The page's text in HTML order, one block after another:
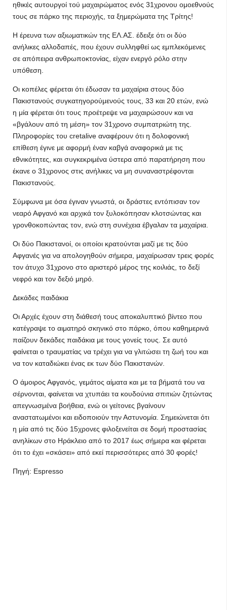
ηθικές αυτουργοί τού μαχαιρώματος ενός 31χρονου ομοεθνούς
τους σε πάρκο της περιοχής, τα ξημερώματα της Τρίτης!
Η έρευνα των αξιωματικών της ΕΛ.ΑΣ. έδειξε ότι οι δύο
ανήλικες αλλοδαπές, που έχουν συλληφθεί ως εμπλεκόμενες
σε απόπειρα ανθρωποκτονίας, είχαν ενεργό ρόλο στην
υπόθεση.
Οι κοπέλες φέρεται ότι έδωσαν τα μαχαίρια στους δύο
Πακιστανούς συγκατηγορούμενούς τους, 33 και 20 ετών, ενώ
η μία φέρεται ότι τους προέτρεψε να μαχαιρώσουν και να
«βγάλουν από τη μέση» τον 31χρονο συμπατριώτη της.
Πληροφορίες του cretalive αναφέρουν ότι η δολοφονική
επίθεση έγινε με αφορμή έναν καβγά αναφορικά με τις
εθνικότητες, και συγκεκριμένα ύστερα από παρατήρηση που
έκανε ο 31χρονος στις ανήλικες να μη συναναστρέφονται
Πακιστανούς.
Σύμφωνα με όσα έγιναν γνωστά, οι δράστες εντόπισαν τον
νεαρό Αφγανό και αρχικά τον ξυλοκόπησαν κλοτσώντας και
γρονθοκοπώντας τον, ενώ στη συνέχεια έβγαλαν τα μαχαίρια.
Οι δύο Πακιστανοί, οι οποίοι κρατούνται μαζί με τις δύο
Αφγανές για να απολογηθούν σήμερα, μαχαίρωσαν τρεις φορές
τον άτυχο 31χρονο στο αριστερό μέρος της κοιλιάς, το δεξί
νεφρό και τον δεξιό μηρό.
Δεκάδες παιδάκια
Οι Αρχές έχουν στη διάθεσή τους αποκαλυπτικό βίντεο που
κατέγραψε το αιματηρό σκηνικό στο πάρκο, όπου καθημερινά
παίζουν δεκάδες παιδάκια με τους γονείς τους. Σε αυτό
φαίνεται ο τραυματίας να τρέχει για να γλιτώσει τη ζωή του και
να τον καταδιώκει ένας εκ των δύο Πακιστανών.
Ο άμοιρος Αφγανός, γεμάτος αίματα και με τα βήματά του να
σέρνονται, φαίνεται να χτυπάει τα κουδούνια σπιτιών ζητώντας
απεγνωσμένα βοήθεια, ενώ οι γείτονες βγαίνουν
αναστατωμένοι και ειδοποιούν την Αστυνομία. Σημειώνεται ότι
η μία από τις δύο 15χρονες φιλοξενείται σε δομή προστασίας
ανηλίκων στο Ηράκλειο από το 2017 έως σήμερα και φέρεται
ότι το έχει «σκάσει» από εκεί περισσότερες από 30 φορές!
Πηγή: Espresso